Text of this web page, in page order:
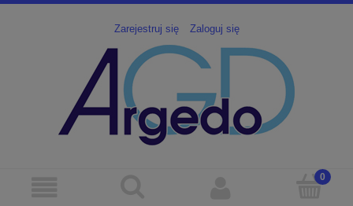
Zarejestruj się Zaloguj się